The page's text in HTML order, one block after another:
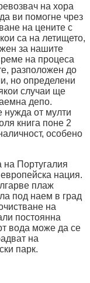
на хора
ви помогне чрез
на цените с
са на летището,
за нашите
на процеса
разположен до
но определени
случаи ще
депо.
нужда от мулти
книга поне 2
особено
Португалия
нация.
плаж
под наем в град
на
постоянна
вода може да се
на
парк.